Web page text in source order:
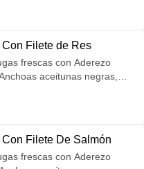
con un filete de pollo
Filete de Res
frescas con Aderezo
aceitunas negras,
con un filete de Res a
Filete De Salmón
frescas con Aderezo